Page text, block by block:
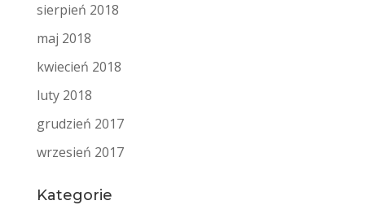
sierpień 2018
maj 2018
kwiecień 2018
luty 2018
grudzień 2017
wrzesień 2017
Kategorie